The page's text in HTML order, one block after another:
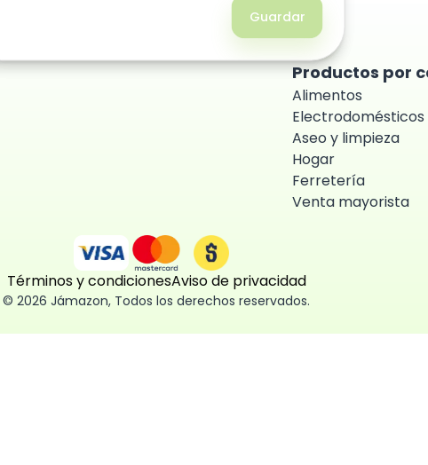
Productos por
Alimentos
Electrodomésticos
Aseo y limpieza
Hogar
Ferretería
Venta mayorista
Términos y condicionesAviso de privacidad
© 2026 Jámazon, Todos los derechos reservados.
Guardar
Guardar